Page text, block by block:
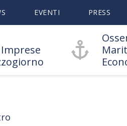
EVENTI PRESS
Imprese